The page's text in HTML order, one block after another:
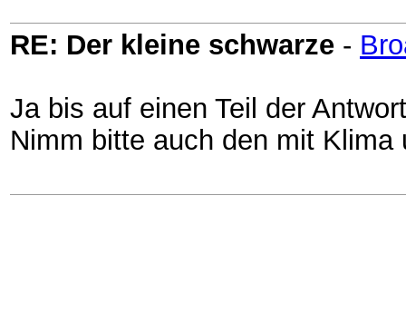
RE: Der kleine schwarze -
Ja bis auf einen Teil der
Nimm bitte auch den mit